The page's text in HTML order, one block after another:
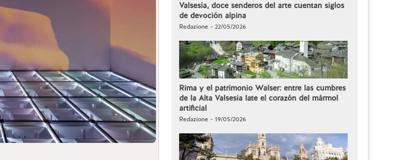
Valsesia, doce senderos del arte cuentan siglos
de devoción alpina
Redazione - 22/05/2026
Rima y el patrimonio Walser: entre las cumbres
de la Alta Valsesia late el corazón del mármol
artificial
Redazione - 19/05/2026